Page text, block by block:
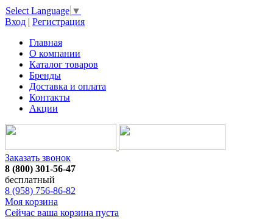
Select Language ▼
Вход | Регистрация
Главная
О компании
Каталог товаров
Бренды
Доставка и оплата
Контакты
Акции
Заказать звонок
8 (800) 301-56-47
бесплатный
8 (958) 756-86-82
Моя корзина
Сейчас ваша корзина пуста